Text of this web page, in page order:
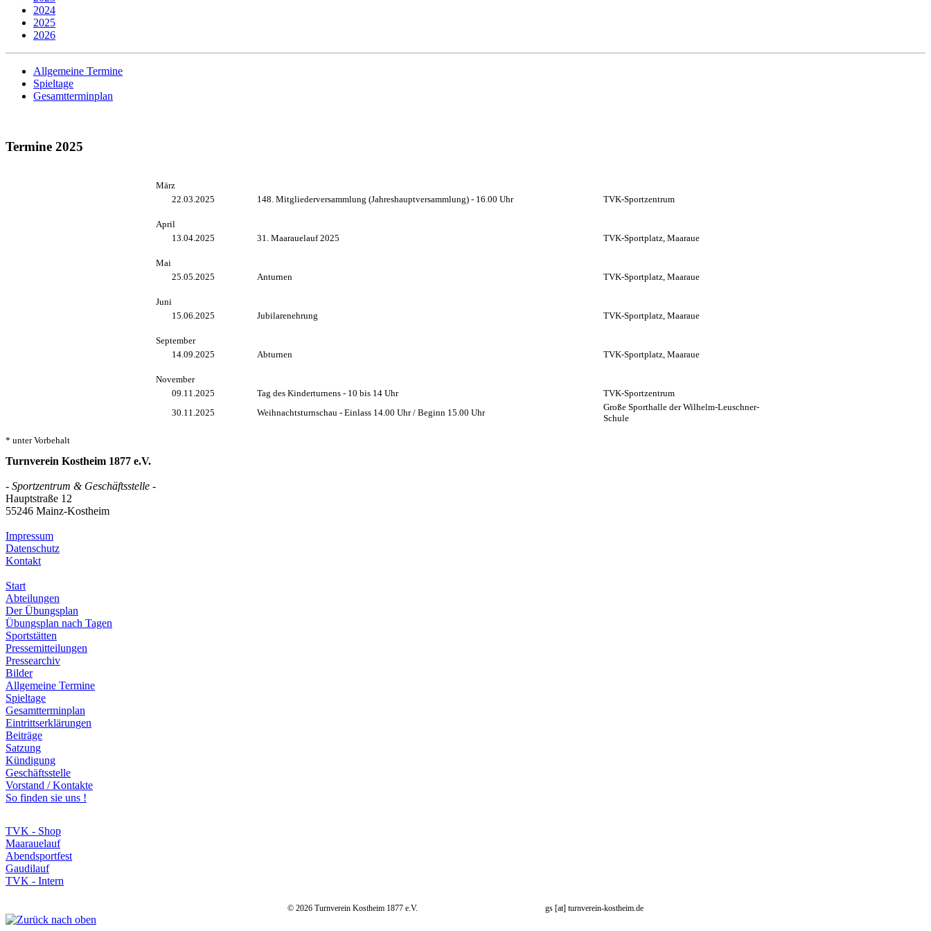
2024
2025
2026
Allgemeine Termine
Spieltage
Gesamtterminplan
Termine 2025
März
22.03.2025
148. Mitgliederversammlung (Jahreshauptversammlung) - 16.00 Uhr TVK-Sportzentrum
April
13.04.2025
31. Maarauelauf 2025 TVK-Sportplatz, Maaraue
Mai
25.05.2025
Anturnen TVK-Sportplatz, Maaraue
Juni
15.06.2025
Jubilarenehrung TVK-Sportplatz, Maaraue
September
14.09.2025
Abturnen TVK-Sportplatz, Maaraue
November
09.11.2025
Tag des Kinderturnens - 10 bis 14 Uhr
TVK-Sportzentrum
30.11.2025
Weihnachtsturnschau - Einlass 14.00 Uhr / Beginn 15.00 Uhr
Große Sporthalle der Wilhelm-Leuschner-
Schule
* unter Vorbehalt
Turnverein Kostheim 1877 e.V.
- Sportzentrum & Geschäftsstelle -
Hauptstraße 12
55246 Mainz-Kostheim
Impressum
Datenschutz
Kontakt
Start
Abteilungen
Der Übungsplan
Übungsplan nach Tagen
Sportstätten
Pressemitteilungen
Pressearchiv
Bilder
Allgemeine Termine
Spieltage
Gesamtterminplan
Eintrittserklärungen
Beiträge
Satzung
Kündigung
Geschäftsstelle
Vorstand / Kontakte
So finden sie uns !
TVK - Shop
Maarauelauf
Abendsportfest
Gaudilauf
TVK - Intern
© 2026 Turnverein Kostheim 1877 e.V. gs [at] turnverein-kostheim.de